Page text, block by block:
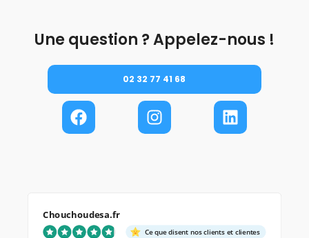
Une question ? Appelez-nous !
02 32 77 41 68
Chouchoudesa.fr
Ce que disent nos clients et clientes